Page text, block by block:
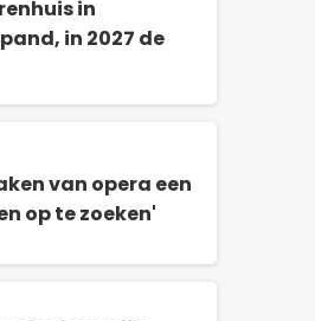
in
in 2027 de
van opera een
op te zoeken'